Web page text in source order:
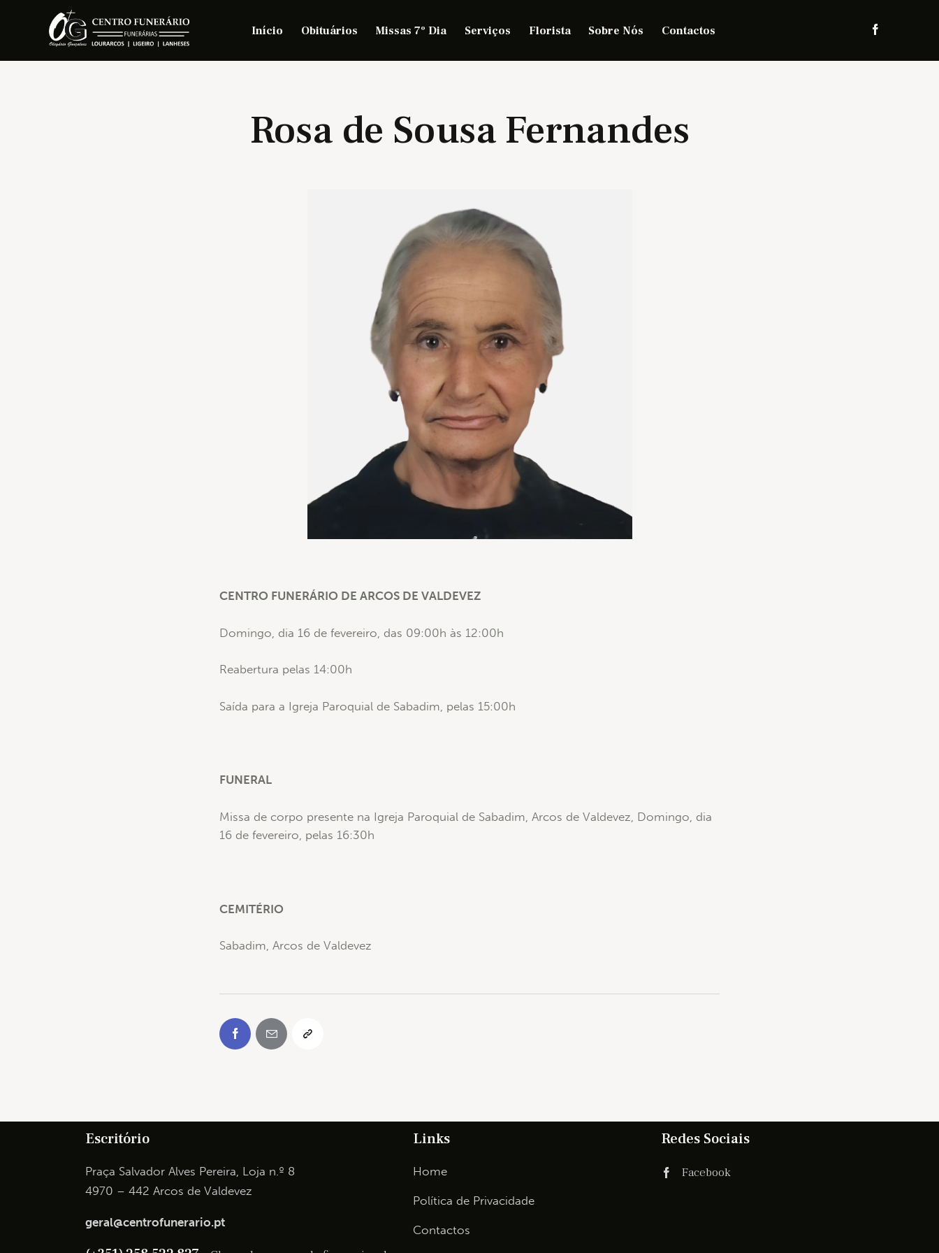
Início Obituários Missas 7º Dia Serviços Florista Sobre Nós Contactos
Rosa de Sousa Fernandes
CENTRO FUNERÁRIO DE ARCOS DE VALDEVEZ
Domingo, dia 16 de fevereiro, das 09:00h às 12:00h
Reabertura pelas 14:00h
Saída para a Igreja Paroquial de Sabadim, pelas 15:00h
FUNERAL
Missa de corpo presente na Igreja Paroquial de Sabadim, Arcos de Valdevez, Domingo, dia
16 de fevereiro, pelas 16:30h
CEMITÉRIO
Sabadim, Arcos de Valdevez
Escritório
Praça Salvador Alves Pereira, Loja n.º 8
4970 – 442 Arcos de Valdevez
geral@centrofunerario.pt
Links
Home
Política de Privacidade
Contactos
Redes Sociais
Facebook